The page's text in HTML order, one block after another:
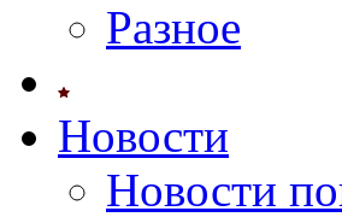
Разное
Новости
Новости